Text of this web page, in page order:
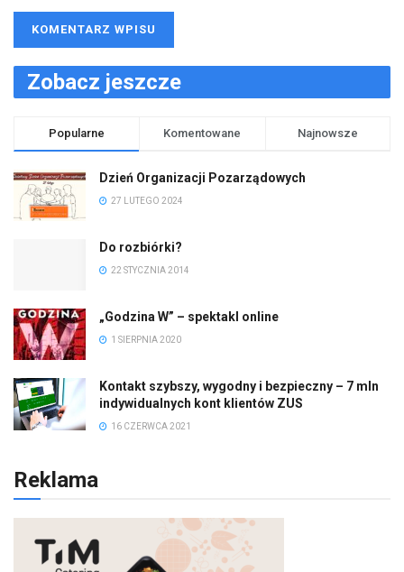
Zobacz jeszcze
Popularne Komentowane Najnowsze
Dzień Organizacji Pozarządowych
27 LUTEGO 2024
Do rozbiórki?
22 STYCZNIA 2014
„Godzina W” – spektakl online
1 SIERPNIA 2020
Kontakt szybszy, wygodny i bezpieczny – 7 mln
indywidualnych kont klientów ZUS
16 CZERWCA 2021
Reklama